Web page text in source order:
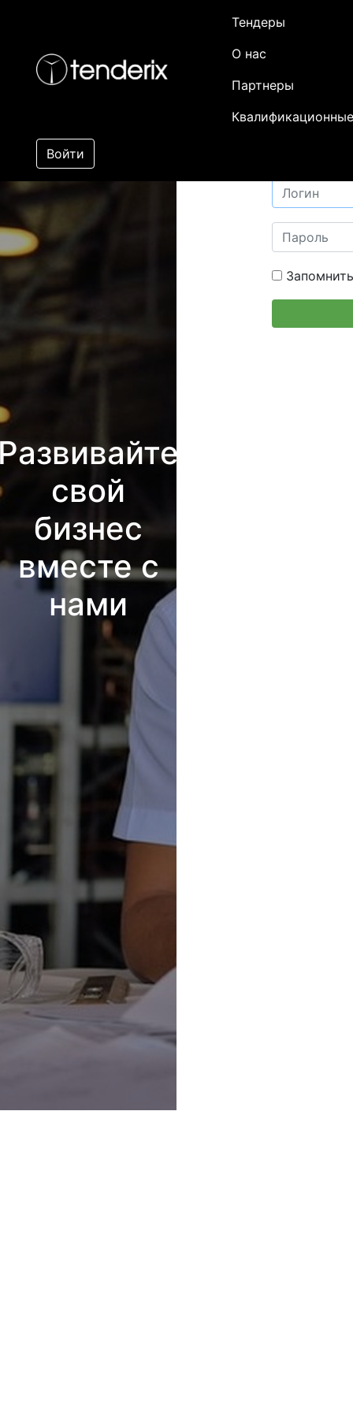
Тендеры
О нас
Партнеры
Войти
свой
бизнес
вместе с
нами